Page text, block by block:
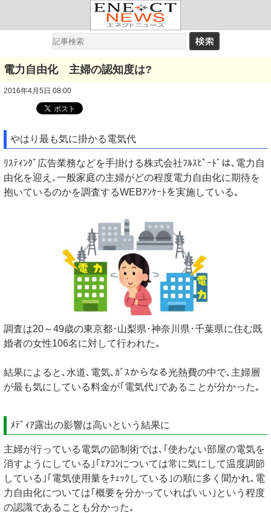
電力自由化 主婦の認知度は?
2016年4月5日 08:00
やはり最も気に掛かる電気代
ﾘｽﾃｨﾝｸﾞ広告業務などを手掛ける株式会社ﾌﾙｽﾋﾟｰﾄﾞは､電力自
由化を迎え､一般家庭の主婦がどの程度電力自由化に期待を
抱いているのかを調査するWEBｱﾝｹｰﾄを実施している｡
調査は20～49歳の東京都･山梨県･神奈川県･千葉県に住む既
婚者の女性106名に対して行われた｡
結果によると､水道､電気､ｶﾞｽからなる光熱費の中で､主婦層
が最も気にしている料金が｢電気代｣であることが分かった｡
ﾒﾃﾞｨｱ露出の影響は高いという結果に
主婦が行っている電気の節制術では､｢使わない部屋の電気を
消すようにしている｣｢ｴｱｺﾝについては常に気にして温度調節
している｣｢電気使用量をﾁｪｯｸしている｣の順に多く聞かれ､電
力自由化については｢概要を分かっていればいい｣という程度
の認識であることも分かった｡